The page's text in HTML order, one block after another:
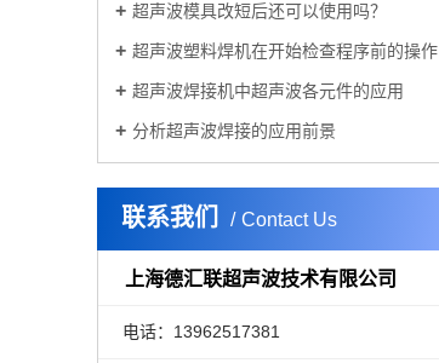
超声波模具改短后还可以使用吗？
超声波塑料焊机在开始检查程序前的操作
超声波焊接机中超声波各元件的应用
分析超声波焊接的应用前景
联系我们 Contact Us
上海德汇联超声波技术有限公司
电话：13962517381